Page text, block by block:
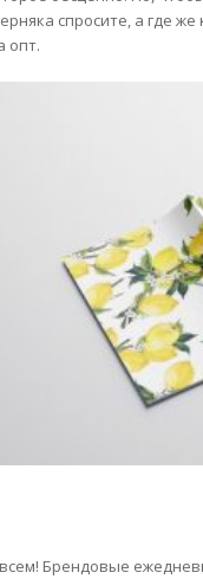
спросите, а где
опт.
Брендовые